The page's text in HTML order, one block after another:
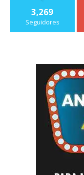
3,269
Seguidores